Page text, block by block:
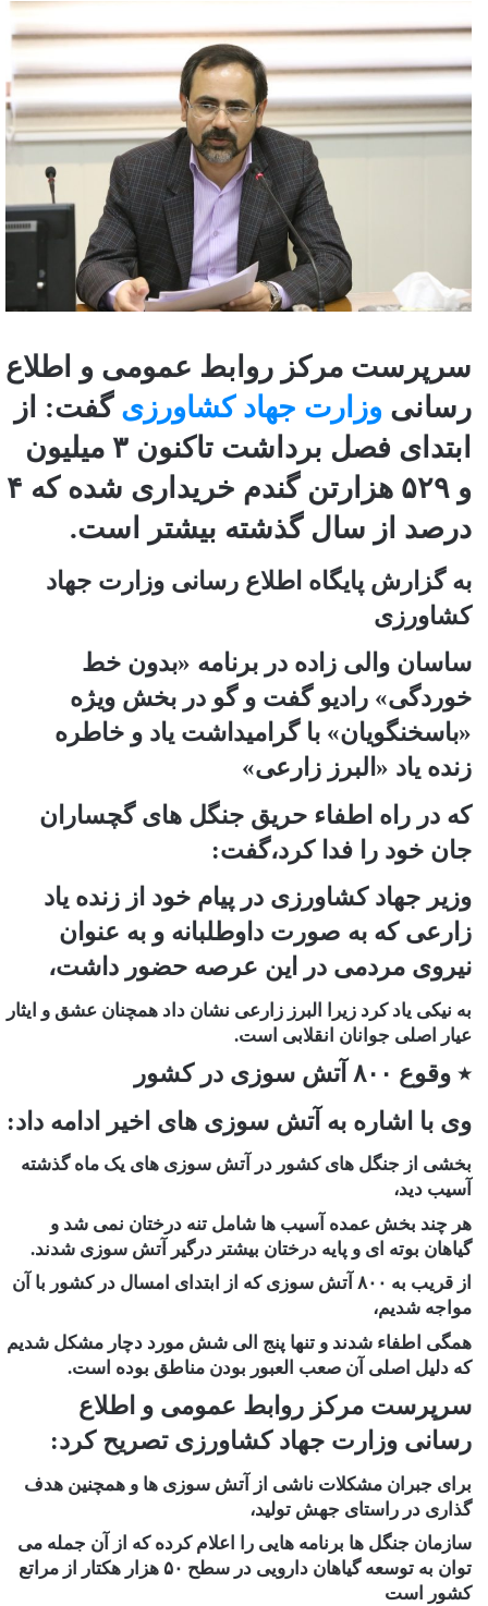
سرپرست مرکز روابط عمومی و اطلاع
رسانی وزارت جهاد کشاورزی گفت: از
ابتدای فصل برداشت تاکنون ۳ میلیون
و ۵۲۹ هزارتن گندم خریداری شده که ۴
درصد از سال گذشته بیشتر است.
به گزارش پایگاه اطلاع رسانی وزارت جهاد
کشاورزی
ساسان والی زاده در برنامه «بدون خط
خوردگی» رادیو گفت و گو در بخش ویژه
«باسخنگویان» با گرامیداشت یاد و خاطره
زنده یاد «البرز زارعی»
که در راه اطفاء حریق جنگل های گچساران
جان خود را فدا کرد،گفت:
وزیر جهاد کشاورزی در پیام خود از زنده یاد
زارعی که به صورت داوطلبانه و به عنوان
نیروی مردمی در این عرصه حضور داشت،
به نیکی یاد کرد زیرا البرز زارعی نشان داد همچنان عشق و ایثار
عیار اصلی جوانان انقلابی است.
٭ وقوع ۸۰۰ آتش سوزی در کشور
وی با اشاره به آتش سوزی های اخیر ادامه داد:
بخشی از جنگل های کشور در آتش سوزی های یک ماه گذشته
آسیب دید،
هر چند بخش عمده آسیب ها شامل تنه درختان نمی شد و
گیاهان بوته ای و پایه درختان بیشتر درگیر آتش سوزی شدند.
از قریب به ۸۰۰ آتش سوزی که از ابتدای امسال در کشور با آن
مواجه شدیم،
همگی اطفاء شدند و تنها پنج الی شش مورد دچار مشکل شدیم
که دلیل اصلی آن صعب العبور بودن مناطق بوده است.
سرپرست مرکز روابط عمومی و اطلاع
رسانی وزارت جهاد کشاورزی تصریح کرد:
برای جبران مشکلات ناشی از آتش سوزی ها و همچنین هدف
گذاری در راستای جهش تولید،
سازمان جنگل ها برنامه هایی را اعلام کرده که از آن جمله می
توان به توسعه گیاهان دارویی در سطح ۵۰ هزار هکتار از مراتع
کشور است